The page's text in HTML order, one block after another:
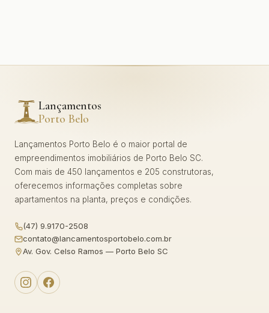
Lançamentos
Porto Belo
Lançamentos Porto Belo é o maior portal de
empreendimentos imobiliários de Porto Belo SC.
Com mais de 450 lançamentos e 205 construtoras,
oferecemos informações completas sobre
apartamentos na planta, preços e condições.
(47) 9.9170-2508
contato@lancamentosportobelo.com.br
Av. Gov. Celso Ramos — Porto Belo SC